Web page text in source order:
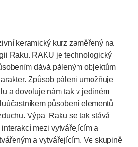
keramický kurz zaměřený na
Raku. RAKU je technologický
dává páleným objektům
Způsob pálení umožňuje
a dovoluje nám tak v jediném
působení elementů
Výpal Raku se tak stává
mezi vytvářejícím a
a vytvářejícím. Ve skupině